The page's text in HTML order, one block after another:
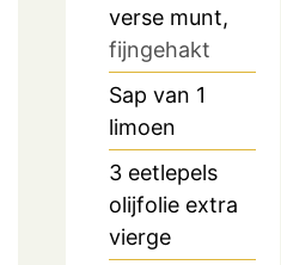
verse munt,
fijngehakt
Sap van 1
limoen
3 eetlepels
olijfolie extra
vierge